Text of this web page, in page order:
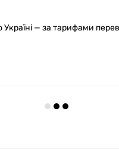
— за тарифами